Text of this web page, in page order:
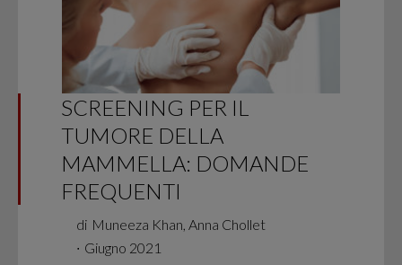
SCREENING PER IL
TUMORE DELLA
MAMMELLA: DOMANDE
FREQUENTI
di Muneeza Khan, Anna Chollet
∙ Giugno 2021